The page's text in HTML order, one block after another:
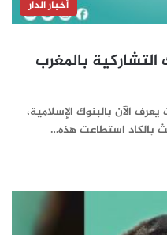
أخبار الدار
بالمغرب
الآن بالبنوك الإسلامية،
بالكاد استطاعت هذه…